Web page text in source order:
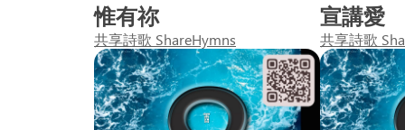
惟有祢
共享詩歌 ShareHymns
宣講愛
共享詩歌